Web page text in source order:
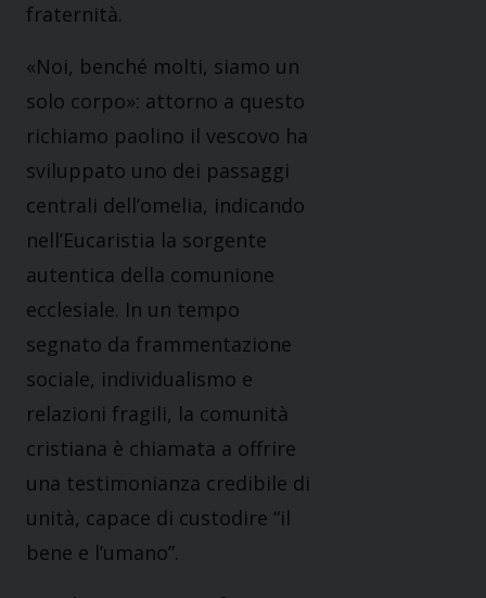
fraternità.
«Noi, benché molti, siamo un
solo corpo»: attorno a questo
richiamo paolino il vescovo ha
sviluppato uno dei passaggi
centrali dell’omelia, indicando
nell’Eucaristia la sorgente
autentica della comunione
ecclesiale. In un tempo
segnato da frammentazione
sociale, individualismo e
relazioni fragili, la comunità
cristiana è chiamata a offrire
una testimonianza credibile di
unità, capace di custodire “il
bene e l’umano”.